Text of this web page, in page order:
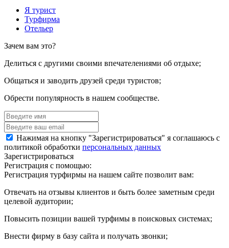
Я турист
Турфирма
Отельер
Зачем вам это?
Делиться с другими своими впечателениями об отдыхе;
Общаться и заводить друзей среди туристов;
Обрести популярность в нашем сообществе.
Нажимая на кнопку "Зарегистрироваться" я соглашаюсь с
политикой обработки персональных данных
Зарегистрироваться
Регистрация с помощью:
Регистрация турфирмы на нашем сайте позволит вам:
Отвечать на отзывы клиентов и быть более заметным среди
целевой аудитории;
Повысить позиции вашей турфимы в поисковых системах;
Внести фирму в базу сайта и получать звонки;